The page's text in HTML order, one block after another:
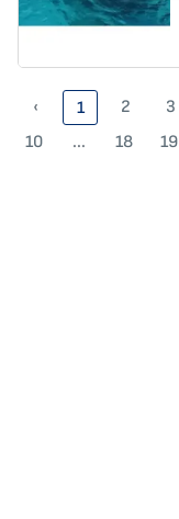
‹ 1 2 3
10
... 18 19